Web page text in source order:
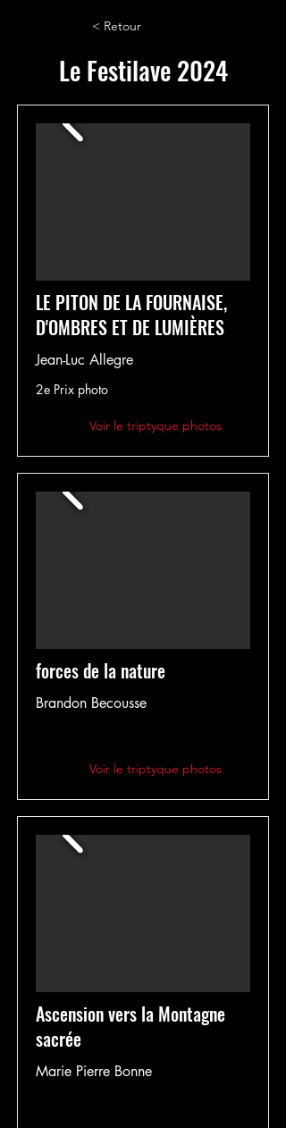
< Retour
Le Festilave 2024
LE PITON DE LA FOURNAISE,
D'OMBRES ET DE LUMIÈRES
Jean-Luc Allegre
2e Prix photo
Voir le triptyque photos
forces de la nature
Brandon Becousse
Voir le triptyque photos
Ascension vers la Montagne
sacrée
Marie Pierre Bonne